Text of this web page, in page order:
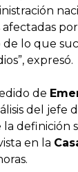
lo que
expresó.
de
del jefe
la definición
en la